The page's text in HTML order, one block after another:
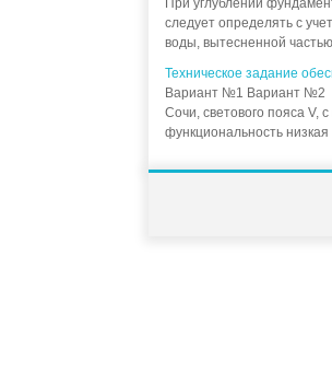
При углублении
следует определять с
воды, вытесненной
Техническое задание
Вариант №1 Вариант №2
Сочи, светового пояса
функциональность низкая